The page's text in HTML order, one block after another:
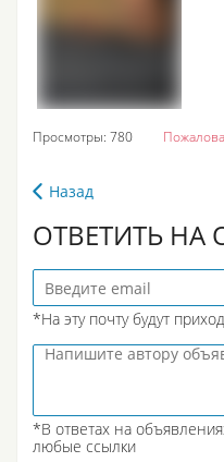
Просмотры: 780
Назад
ОТВЕТИТЬ НА
*На эту почту будут
*В ответах на
любые ссылки